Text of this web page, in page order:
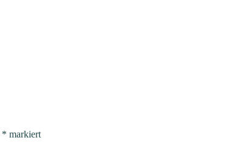
* markiert